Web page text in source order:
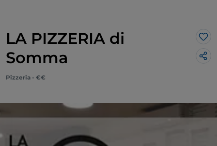
LA PIZZERIA di
Somma
Pizzeria - €€